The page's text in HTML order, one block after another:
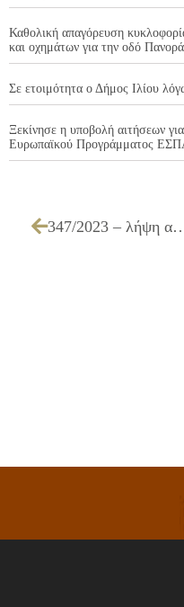
Καθολική απαγόρευση
και οχημάτων για την οδό
Σε ετοιμότητα ο Δήμος Ιλίου
Ξεκίνησε η υποβολή αιτήσεων
Ευρωπαϊκού Προγράμματος
347/2023 – λήψη απόφασης επί του πρωτοκόλλου παραλαβής που αφορά την «Προμήθεια ειδών καθαριότητας και